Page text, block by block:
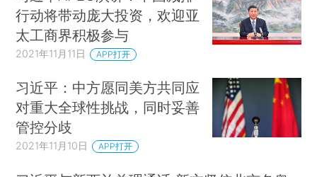
行动将带动庞大投资，欢迎亚
太工商界积极参与
2021年11月11日 APP打开
习近平：中方愿同美方共同应
对重大全球性挑战，同时妥善
管控分歧
2021年11月10日 APP打开